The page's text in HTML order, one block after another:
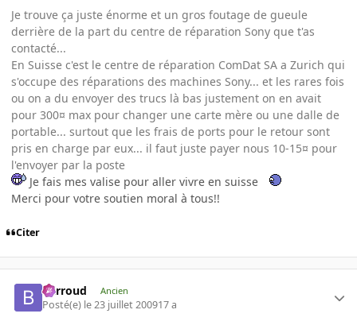
Je trouve ça juste énorme et un gros foutage de gueule
derrière de la part du centre de réparation Sony que t'as
contacté...
En Suisse c'est le centre de réparation ComDat SA a Zurich qui
s'occupe des réparations des machines Sony... et les rares fois
ou on a du envoyer des trucs là bas justement on en avait
pour 300¤ max pour changer une carte mère ou une dalle de
portable... surtout que les frais de ports pour le retour sont
pris en charge par eux... il faut juste payer nous 10-15¤ pour
l'envoyer par la poste
Je fais mes valise pour aller vivre en suisse
Merci pour votre soutien moral à tous!!
Citer
Barroud Ancien
Posté(e) le 23 juillet 200917 a